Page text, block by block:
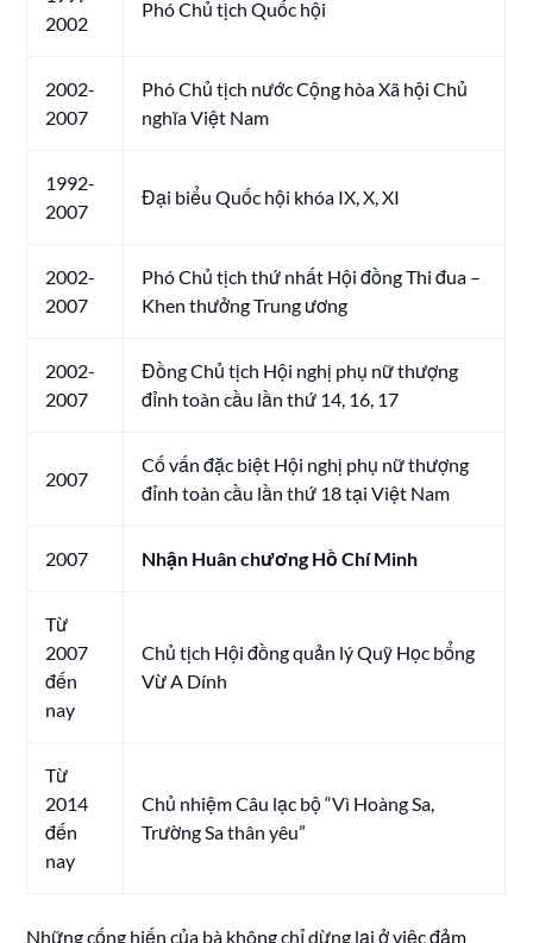
2002
Phó Chủ tịch Quốc hội
2002-
2007
Phó Chủ tịch nước Cộng hòa Xã hội Chủ
nghĩa Việt Nam
1992-
2007
Đại biểu Quốc hội khóa IX, X, XI
2002-
2007
Phó Chủ tịch thứ nhất Hội đồng Thi đua –
Khen thưởng Trung ương
2002-
2007
Đồng Chủ tịch Hội nghị phụ nữ thượng
đỉnh toàn cầu lần thứ 14, 16, 17
2007
Cố vấn đặc biệt Hội nghị phụ nữ thượng
đỉnh toàn cầu lần thứ 18 tại Việt Nam
2007 Nhận Huân chương Hồ Chí Minh
Từ
2007
đến
nay
Chủ tịch Hội đồng quản lý Quỹ Học bổng
Vừ A Dính
Từ
2014
đến
nay
Chủ nhiệm Câu lạc bộ “Vì Hoàng Sa,
Trường Sa thân yêu”
Những cống hiến của bà không chỉ dừng lại ở việc đảm